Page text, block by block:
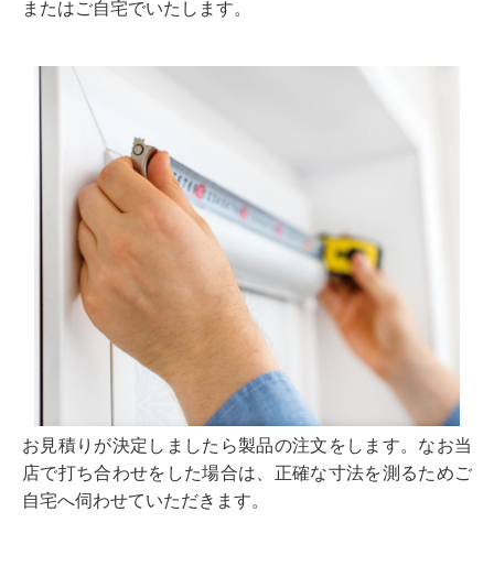
またはご自宅でいたします。
お見積りが決定しましたら製品の注文をします。なお当
店で打ち合わせをした場合は、正確な寸法を測るためご
自宅へ伺わせていただきます。